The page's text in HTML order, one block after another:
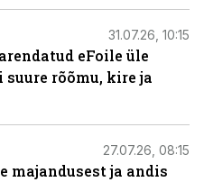
31.07.26, 10:15
eFoile üle
suure rõõmu, kire ja
27.07.26, 08:15
majandusest ja andis